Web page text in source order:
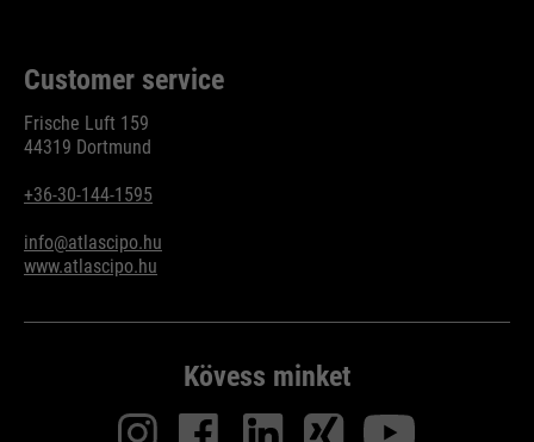
Customer service
Frische Luft 159
44319 Dortmund
+36-30-144-1595
info@atlascipo.hu
www.atlascipo.hu
Kövess minket